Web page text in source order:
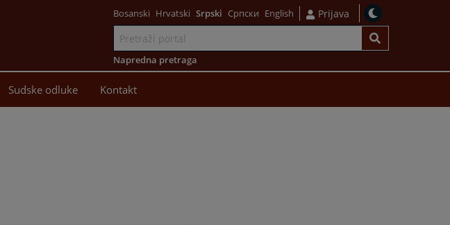
Bosanski Hrvatski Srpski Српски English Prijava
Napredna pretraga
Sudske odluke Kontakt